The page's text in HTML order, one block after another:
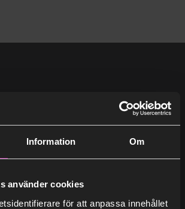
Information Om
använder cookies
för att anpassa innehållet
(24)
eller svalt